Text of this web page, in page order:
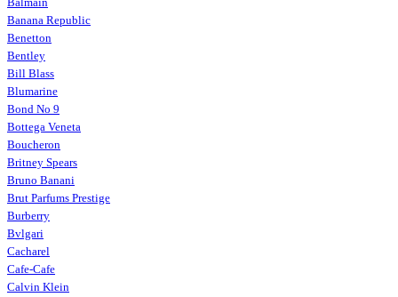
Banana Republic
Benetton
Bentley
Bill Blass
Blumarine
Bond No 9
Bottega Veneta
Boucheron
Britney Spears
Bruno Banani
Brut Parfums Prestige
Burberry
Bvlgari
Cacharel
Cafe-Cafe
Calvin Klein